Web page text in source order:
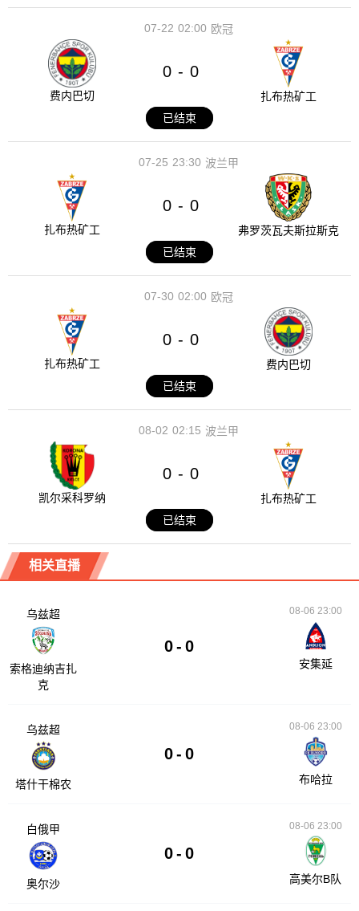
02:00
07-22 欧冠
费内巴切
0 - 0
扎布热矿工
已结束
23:30
07-25 波兰甲
扎布热矿工
0 - 0
弗罗茨瓦夫斯拉斯克
已结束
02:00
07-30 欧冠
扎布热矿工
0 - 0
费内巴切
已结束
02:15
08-02 波兰甲
凯尔采科罗纳
0 - 0
扎布热矿工
已结束
相关直播
乌兹超
索格迪纳吉扎
克
0 - 0
08-06 23:00
安集延
乌兹超
塔什干棉农
0 - 0
08-06 23:00
布哈拉
白俄甲
奥尔沙
0 - 0
08-06 23:00
高美尔B队